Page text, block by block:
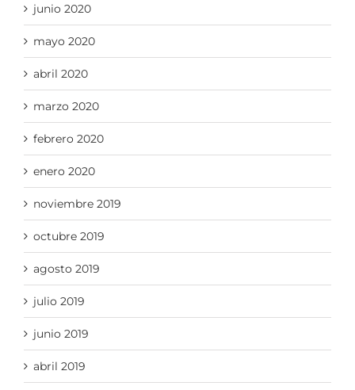
junio 2020
mayo 2020
abril 2020
marzo 2020
febrero 2020
enero 2020
noviembre 2019
octubre 2019
agosto 2019
julio 2019
junio 2019
abril 2019